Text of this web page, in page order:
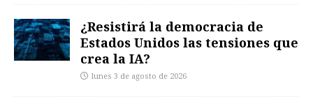
¿Resistirá la democracia de
Estados Unidos las tensiones que
crea la IA?
lunes 3 de agosto de 2026